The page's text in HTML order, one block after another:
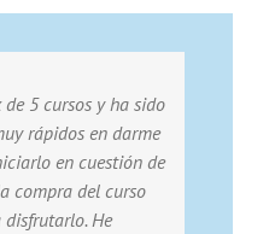
5 cursos y ha sido
rápidos en darme
en cuestión de
compra del curso
He